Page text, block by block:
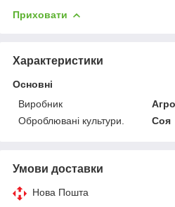
Приховати
Характеристики
Основні
Виробник
Оброблювані культури.
Соя
Умови доставки
Нова Пошта